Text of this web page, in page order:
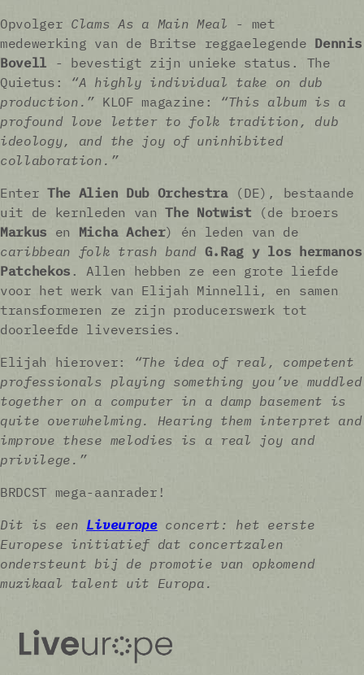
Opvolger Clams As a Main Meal - met
medewerking van de Britse reggaelegende Dennis
Bovell - bevestigt zijn unieke status. The
Quietus: “A highly individual take on dub
production.” KLOF magazine: “This album is a
profound love letter to folk tradition, dub
ideology, and the joy of uninhibited
collaboration.”
EnterThe Alien Dub Orchestra (DE), bestaande
uit de kernleden vanThe Notwist
(de broers
Markus en Micha Acher) én leden van de
caribbean folk trash band G.Rag y los hermanos
Patchekos . Allen hebben ze een grote liefde
voor het werk van Elijah Minnelli, en samen
transformeren ze zijn producerswerk tot
doorleefde liveversies.
Elijah hierover:
“The idea of real, competent
professionals playing something you’ve muddled
together on a computer in a damp basement is
quite overwhelming. Hearing them interpret and
improve these melodies is a real joy and
privilege.”
BRDCST mega-aanrader!
Dit is een Liveurope concert: het eerste
Europese initiatief dat concertzalen
ondersteunt bij de promotie van opkomend
muzikaal talent uit Europa.